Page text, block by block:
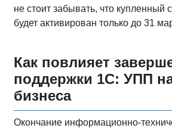
не стоит забывать, что купленный
будет активирован только до 31
Как повлияет
поддержки 1С: УПП
бизнеса
Окончание информационно-